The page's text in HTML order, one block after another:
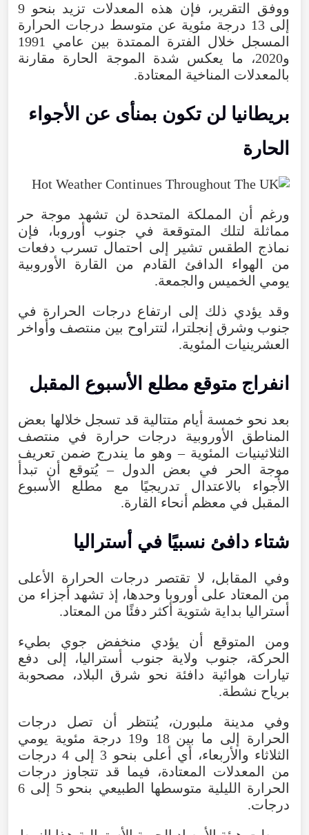
ووفق
التقرير ، فإن هذه المعدلات تزيد بنحو
إلى 13 درجة مئوية عن متوسط درجات
الحرارة
المسجل خلال الفترة الممتدة بين عامي
و2020
، ما يعكس شدة الموجة الحارة
مقارنة
بالمعدلات المناخية المعتادة.
بريطانيا لن تكون بمنأى عن الأجواء
الحارة
ورغم أن المملكة المتحدة لن تشهد موجة حر
مماثلة
لتلك المتوقعة في جنوب أوروبا، فإن
نماذج
الطقس تشير إلى احتمال تسرب دفعات
من
الهواء الدافئ القادم من القارة
الأوروبية
يومي الخميس والجمعة.
وقد يؤدي ذلك إلى ارتفاع درجات الحرارة في
جنوب وشرق إنجلترا ، لتتراوح بين منتصف وأواخر
العشرينيات المئوية.
انفراج متوقع مطلع الأسبوع المقبل
بعد نحو خمسة أيام متتالية قد تسجل خلالها بعض
المناطق
الأوروبية درجات حرارة في
منتصف
الثلاثينيات
المئوية – وهو ما يندرج ضمن تعريف
موجة الحر في بعض الدول –يُتوقع أن
تبدأ
الأجواء
بالاعتدال تدريجيًا مع مطلع الأسبوع
المقبل في معظم أنحاء القارة.
شتاء دافئ نسبيًا في أستراليا
وفي المقابل، لا تقتصر درجات الحرارة
الأعلى
من المعتاد على أوروبا وحدها، إذ تشهد أجزاء من
أستراليا بداية شتوية أكثر دفئًا من المعتاد.
ومن
المتوقع أن يؤدي منخفض جوي
بطيء
الحركة، جنوب ولاية جنوب أستراليا، إلى
دفع
تيارات هوائية دافئة نحو شرق البلاد، مصحوبة
برياح نشطة.
وفي
مدينة ملبورن،يُنتظر أن تصل
درجات
الحرارة
إلى ما بين 18 و19 درجة مئوية يومي
الثلاثاء والأربعاء، أي أعلى بنحو إلى
درجات
من
المعدلات المعتادة، فيما قد تتجاوز
درجات
الحرارة
الليلية متوسطها الطبيعي بنحو إلى
درجات.